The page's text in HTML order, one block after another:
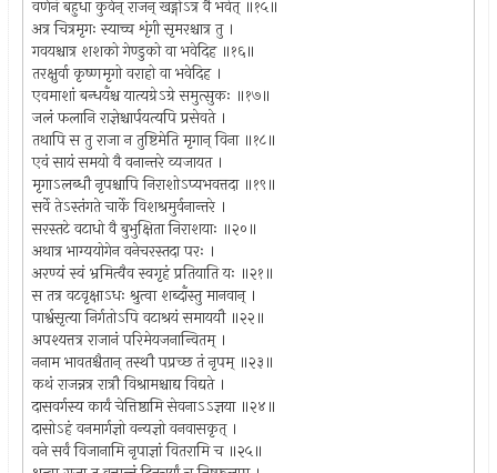
वर्णनं बहुधा कुर्वन् राजन् खड्गोऽत्र वै भवेत् ॥१५॥
अत्र चित्रमृगः स्याच्च शृंगी सृमरश्चात्र तु ।
गवयश्चात्र शशको गेण्डुको वा भवेदिह ॥१६॥
तरक्षुर्वा कृष्णमृगो वराहो वा भवेदिह ।
एवमाशां बन्धयँश्च यात्यग्रेऽग्रे समुत्सुकः ॥१७॥
जलं फलानि राज्ञेश्चार्पयत्यपि प्रसेवते ।
तथापि स तु राजा न तुष्टिमेति मृगान् विना ॥१८॥
एवं सायं समयो वै वनान्तरे व्यजायत ।
मृगाऽलब्धौ नृपश्चापि निराशोऽप्यभवत्तदा ॥१९॥
सर्वे तेऽस्तंगते चार्के विशश्रमुर्वनान्तरे ।
सरस्तटे वटाधो वै बुभुक्षिता निराशयाः ॥२०॥
अथात्र भाग्ययोगेन वनेचरस्तदा परः ।
अरण्यं स्वं भ्रमित्वैव स्वगृहं प्रतियाति यः ॥२१॥
स तत्र वटवृक्षाऽधः श्रुत्वा शब्दाँस्तु मानवान् ।
पार्श्वसृत्या निर्गतोऽपि वटाश्रयं समाययौ ॥२२॥
अपश्यत्तत्र राजानं परिमेयजनान्वितम् ।
ननाम भावतश्चैतान् तस्थौ पप्रच्छ तं नृपम् ॥२३॥
कथं राजन्नत्र रात्रौ विश्रामश्चाद्य विद्यते ।
दासवर्गस्य कार्यं चेत्तिष्ठामि सेवनाऽऽज्ञया ॥२४॥
दासोऽहं वनमार्गज्ञो वन्यज्ञो वनवासकृत् ।
वने सर्वं विजानामि नृपाज्ञां वितरामि च ॥२५॥